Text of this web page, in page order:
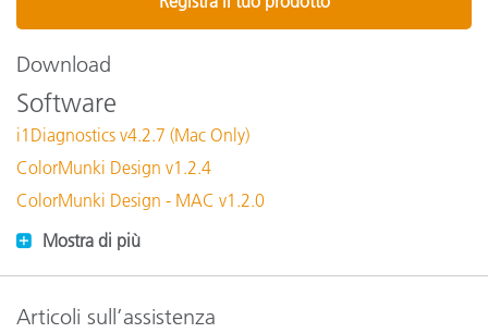
Download
Software
i1Diagnostics v4.2.7 (Mac Only)
ColorMunki Design v1.2.4
ColorMunki Design - MAC v1.2.0
Mostra di più
Articoli sull’assistenza